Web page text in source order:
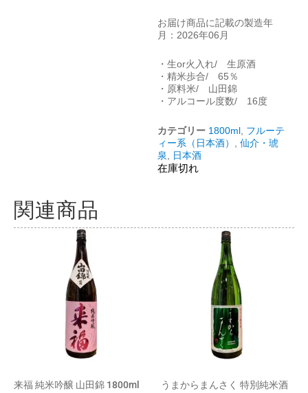
お届け商品に記載の製造年
月：2026年06月
・生or火入れ/ 生原酒
・精米歩合/ 65％
・原料米/ 山田錦
・アルコール度数/ 16度
カテゴリー 1800ml, フルーテ
ィー系（日本酒）
仙介・琥
泉
日本酒
在庫切れ
関連商品
来福 純米吟醸 山田錦 1800ml
うまからまんさく 特別純米酒